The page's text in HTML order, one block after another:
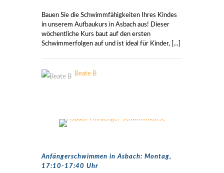
Bauen Sie die Schwimmfähigkeiten Ihres Kindes
in unserem Aufbaukurs in Asbach aus! Dieser
wöchentliche Kurs baut auf den ersten
Schwimmerfolgen auf und ist ideal für Kinder, […]
Beate B
Anfängerschwimmen in Asbach: Montag,
17:10-17:40 Uhr